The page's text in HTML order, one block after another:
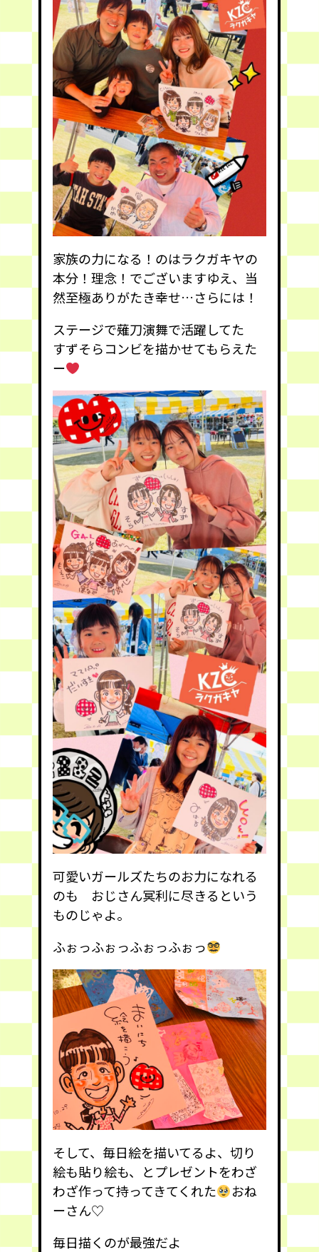
家族の力になる！のはラクガキヤの
本分！理念！でございますゆえ、当
然至極ありがたき幸せ…さらには！
ステージで薙刀演舞で活躍してた
すずそらコンビを描かせてもらえた
ー
可愛いガールズたちのお力になれる
のも おじさん冥利に尽きるという
ものじゃよ。
ふぉっふぉっふぉっふぉっ
そして、毎日絵を描いてるよ、切り
絵も貼り絵も、とプレゼントをわざ
わざ作って持ってきてくれた
おね
ーさん♡
毎日描くのが最強だよ